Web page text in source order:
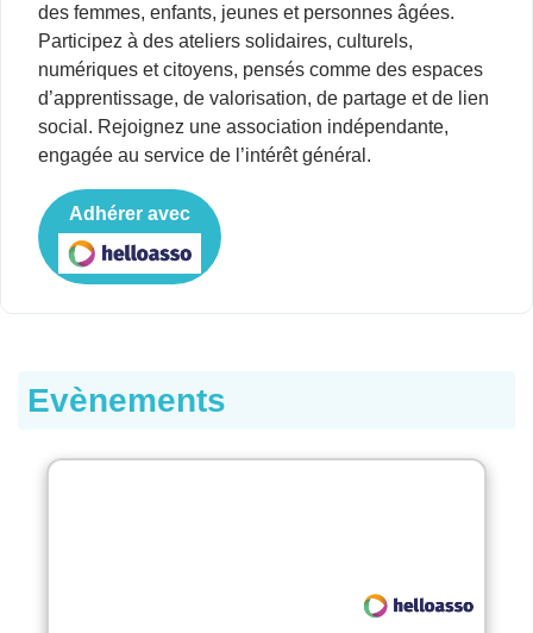
des femmes, enfants, jeunes et personnes âgées.
Participez à des ateliers solidaires, culturels,
numériques et citoyens, pensés comme des espaces
d’apprentissage, de valorisation, de partage et de lien
social. Rejoignez une association indépendante,
engagée au service de l’intérêt général.
Adhérer avec
Evènements